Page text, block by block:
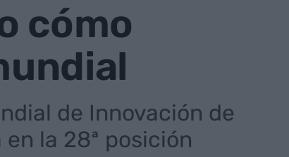
cómo
de Innovación de
la 28ª posición